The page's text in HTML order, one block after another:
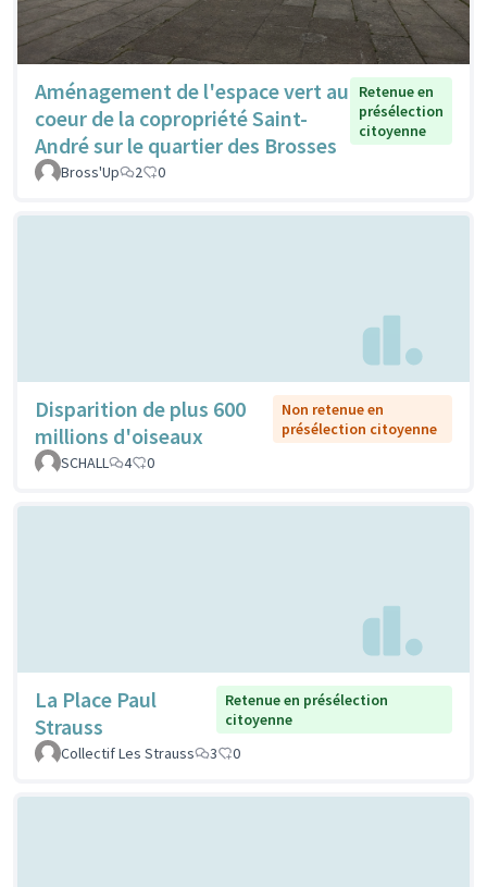
Aménagement de l'espace vert au
coeur de la copropriété Saint-
André sur le quartier des Brosses
Retenue en
présélection
citoyenne
Bross'Up 2 0
Disparition de plus 600
millions d'oiseaux
Non retenue en
présélection citoyenne
SCHALL
4 0
La Place Paul
Strauss
Retenue en présélection
citoyenne
Collectif Les Strauss
3 0